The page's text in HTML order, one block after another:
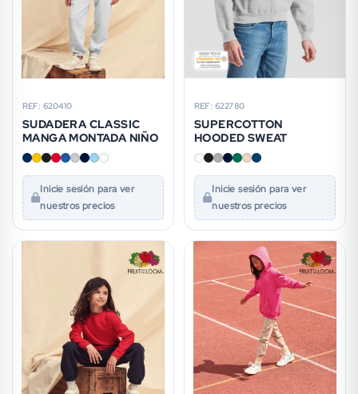
REF: 620410
SUDADERA CLASSIC
MANGA MONTADA NIÑO
Inicie sesión para ver
nuestros precios
REF: 622780
SUPERCOTTON
HOODED SWEAT
Inicie sesión para ver
nuestros precios